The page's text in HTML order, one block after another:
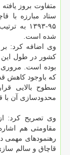
متفاوت بروز
ستاد مبارزه با
۹۵-۱۳۹۳ به ترتیب معادل ۱۵.۷، .۱۴.۵ و ۱۲.۱ میلیارد
شده است.
وی اضافه كرد:
بوده است. مروری
كه باوجود كاهش
سطوح بالایی
محدودسازی آن با
وی تصریح كرد:
مقاومتی هم
رهنمودهای مهمی
قاچاق و سالم